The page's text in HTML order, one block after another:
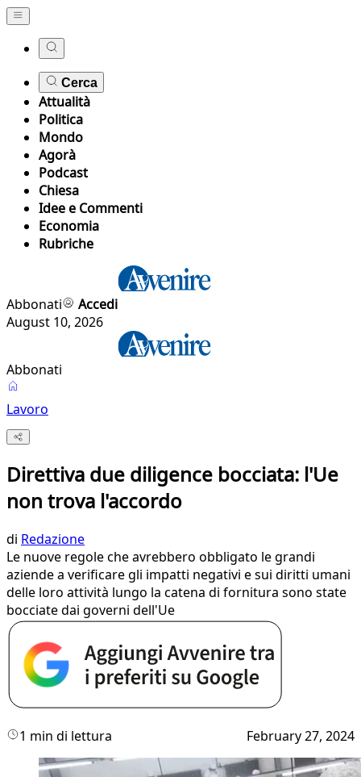
Cerca
Attualità
Politica
Mondo
Agorà
Podcast
Chiesa
Idee e Commenti
Economia
Rubriche
Abbonati
Accedi
August 10, 2026
Abbonati
Lavoro
Direttiva due diligence bocciata: l'Ue
non trova l'accordo
di Redazione
Le nuove regole che avrebbero obbligato le grandi
aziende a verificare gli impatti negativi e sui diritti umani
delle loro attività lungo la catena di fornitura sono state
bocciate dai governi dell'Ue
1 min di lettura February 27, 2024